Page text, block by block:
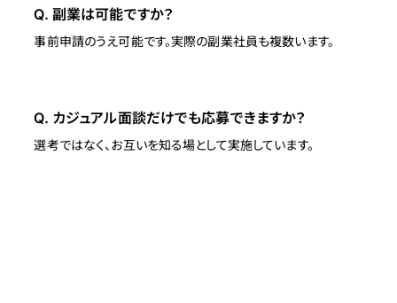
Q. 副業は可能ですか？
事前申請のうえ可能です。実際の副業社員も複数います。
Q. カジュアル面談だけでも応募できますか？
選考ではなく、お互いを知る場として実施しています。